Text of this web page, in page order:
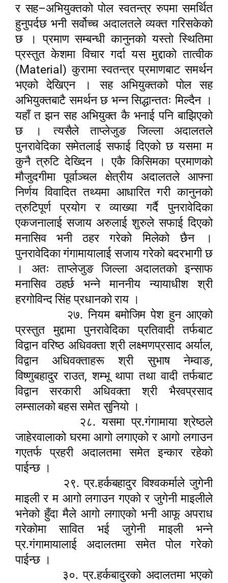
र सह–अभियुक्तको पोल स्वतन्त्र रुपमा समर्थित
हुनुपर्दछ भनी सर्वोच्च अदालतले व्यक्त गरिसकेको
छ । प्रमाण सम्बन्धी कानुनको यस्तो स्थितिमा
प्रस्तुत केशमा विचार गर्दा यस मुद्दाको तात्वीक
(Material) कुरामा स्वतन्त्र प्रमाणबाट समर्थन
भएको देखिएन । सह अभियुक्तको पोल सह
अभियुक्तबाटै समर्थन छ भन्न सिद्धान्ततः मिल्दैन ।
यहाँ त झन सह अभियुक्त कै भनाई पनि बाझिएको
छ । त्यसैले ताप्लेजुङ जिल्ला अदालतले
पुनरावेदिका समेतलाई सफाई दिएको छ यसमा म
कुनै त्रुटि देख्दिन । एकै किसिमका प्रमाणको
मौजुदगीमा पूर्वाञ्चल क्षेत्रीय अदालतले आफ्ना
निर्णय विवादित तथ्यमा आधारित गरी कानुनको
त्रुटिपूर्ण प्रयोग र व्याख्या गर्दै पुनरावेदिका
एकजनालाई सजाय अरुलाई शुरुले सफाई दिएको
मनासिव भनी ठहर गरेको मिलेको छैन ।
पुनरावेदिका गंगामायालाई सजाय गरेको बदरभागी छ
। अतः ताप्लेजुङ जिल्ला अदालतको इन्साफ
मनासिव ठहर्छ भन्ने माननीय न्यायाधीश श्री
हरगोविन्द सिंह प्रधानको राय ।
२७. नियम बमोजिम पेश हुन आएको
प्रस्तुत मुद्दामा पुनरावेदिका प्रतिवादी तर्फबाट
विद्वान वरिष्ठ अधिवक्ता श्री लक्ष्मणप्रसाद अर्याल,
विद्वान अधिवक्ताहरू श्री सुभाष नेम्वाङ,
विष्णुबहादुर राउत,शम्भू थापा तथा वादी तर्फबाट
विद्वान सरकारी अधिवक्ता श्री भैरवप्रसाद
लम्सालको बहस समेत सुनियो ।
२८. यसमा प्र.गंगामाया श्रेष्ठले
जाहेरवालाको घरमा आगो लगाएको र आगो लगाउन
गएतर्फ प्रहरी अदालतमा समेत इन्कार रहेको
पाईन्छ ।
२९. प्र.हर्कबहादुर विश्वकर्माले जुगेनी
माइली र म आगो लगाउन गएको र जुगेनी माइलीले
भनेको हुँदा मैले आगो लगाएको भनी आफू अपराध
गरेकोमा सावित भई जुगेनी माइली भन्ने
प्र.गंगामायालाई अदालतमा समेत पोल गरेको
पाईन्छ ।
३०. प्र.हर्कबादुरको अदालतमा भएको